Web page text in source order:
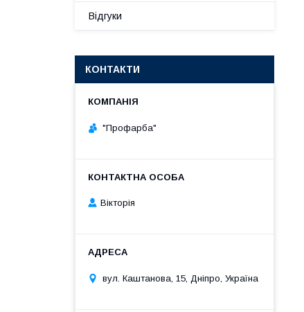
Відгуки
КОНТАКТИ
"Профарба"
Вікторія
вул. Каштанова, 15, Дніпро, Україна